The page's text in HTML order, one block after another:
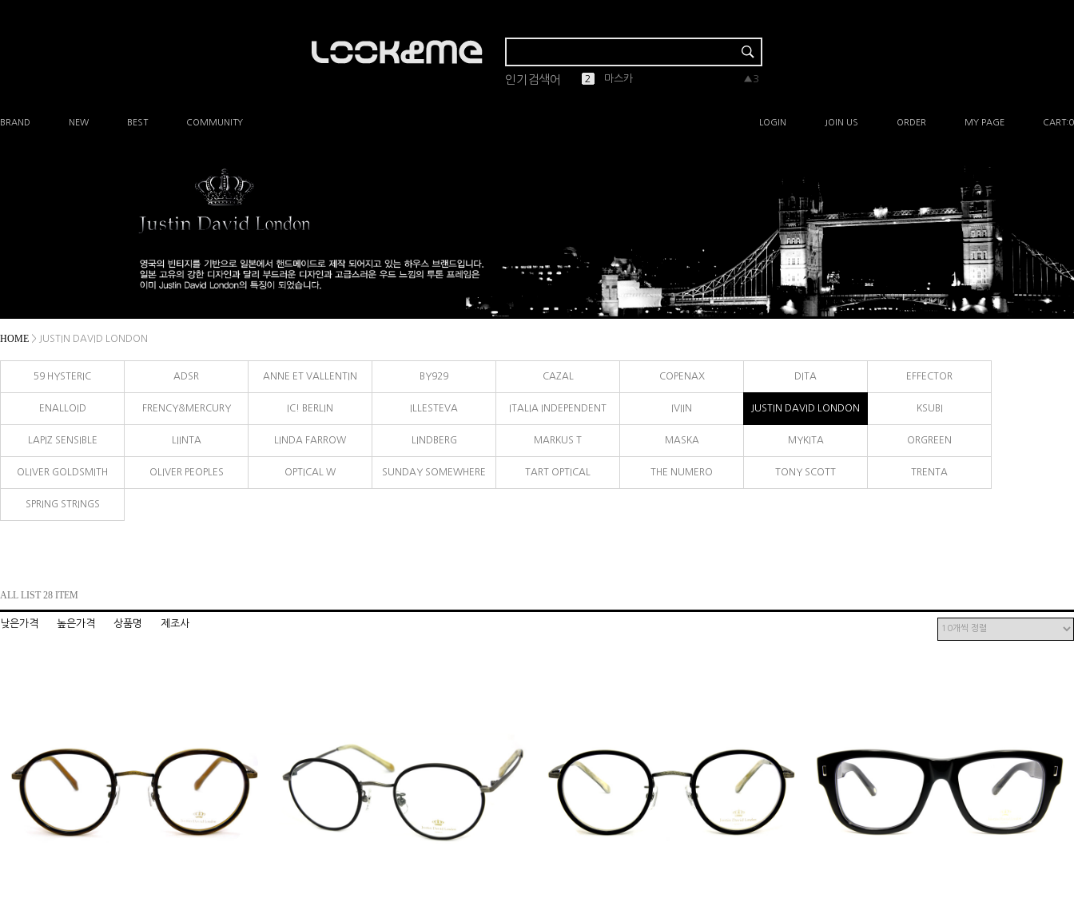
인기검색어 1 ▲5
2 마스카 ▲3
3 린드버그 ▲1
4 ▼-1
5 ▼-1
BRAND NEW BEST COMMUNITY
Q&A
A/S안내
LOGIN JOIN US ORDER MY PAGE CART:0
HOME > JUSTIN DAVID LONDON
59 HYSTERIC ADSR ANNE ET VALLENTIN BY929 CAZAL COPENAX DITA EFFECTOR
ENALLOID FRENCY&MERCURY IC! BERLIN ILLESTEVA ITALIA INDEPENDENT IVIIN JUSTIN DAVID LONDON KSUBI
LAPIZ SENSIBLE LIINTA LINDA FARROW LINDBERG MARKUS T MASKA MYKITA ORGREEN
OLIVER GOLDSMITH OLIVER PEOPLES OPTICAL W SUNDAY SOMEWHERE TART OPTICAL THE NUMERO TONY SCOTT TRENTA
SPRING STRINGS
ALL LIST 28 ITEM
낮은가격 높은가격 상품명 제조사